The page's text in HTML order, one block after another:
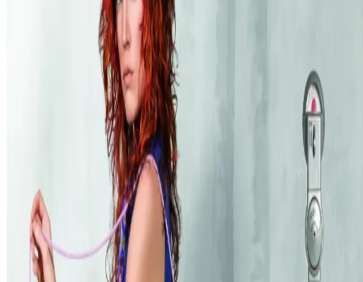
Ofte stillede spørgsmål